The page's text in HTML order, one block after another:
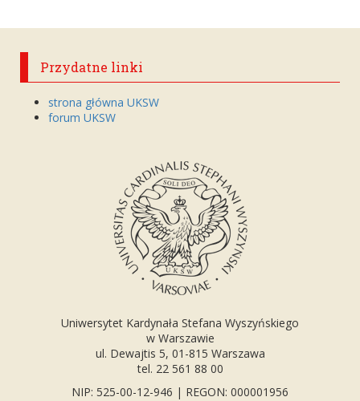
Przydatne linki
strona główna UKSW
forum UKSW
Uniwersytet Kardynała Stefana Wyszyńskiego
w Warszawie
ul. Dewajtis 5, 01-815 Warszawa
tel. 22 561 88 00
NIP: 525-00-12-946 | REGON: 000001956